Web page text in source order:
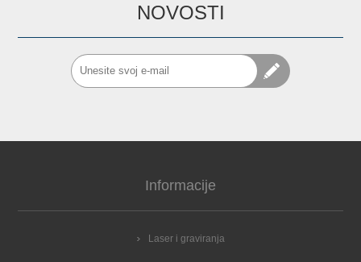
NOVOSTI
Informacije
Laser i graviranja